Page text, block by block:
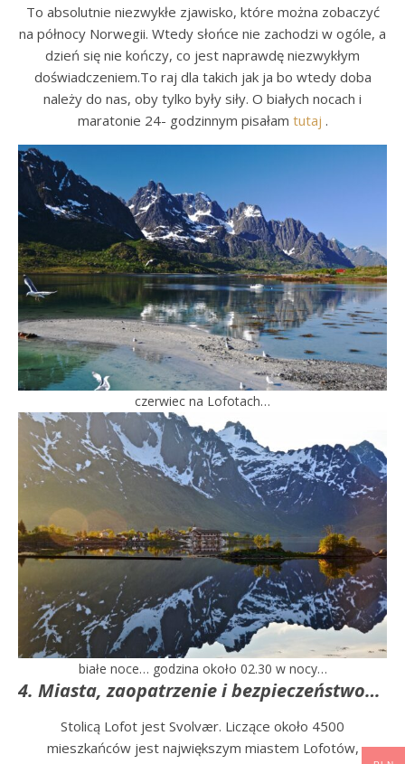
To absolutnie niezwykłe zjawisko, które można zobaczyć
na północy Norwegii. Wtedy słońce nie zachodzi w ogóle, a
dzień się nie kończy, co jest naprawdę niezwykłym
doświadczeniem.To raj dla takich jak ja bo wtedy doba
należy do nas, oby tylko były siły. O białych nocach i
maratonie 24- godzinnym pisałam tutaj .
czerwiec na Lofotach…
białe noce… godzina około 02.30 w nocy…
4. Miasta, zaopatrzenie i bezpieczeństwo…
Stolicą Lofot jest Svolvær. Liczące około 4500
mieszkańców jest największym miastem Lofotów,